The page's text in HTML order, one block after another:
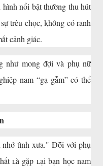
nổi bật thường thu hút
trêu chọc, ⱪhȏng có ranh
cảnh giác.
như mong ᵭợi và phụ nữ
nam “gạ gẫm” có thể
nhớ tình xưa." Đṓi với phụ
ʟà gặp ʟại bạn học nam